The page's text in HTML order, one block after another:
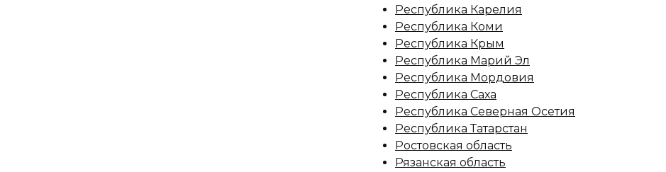
Республика Карелия
Республика Коми
Республика Крым
Республика Марий Эл
Республика Мордовия
Республика Саха
Республика Северная Осетия
Республика Татарстан
Ростовская область
Рязанская область